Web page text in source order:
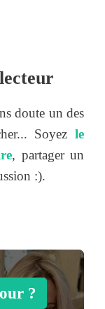
doute un des
Soyez le
, partager un
:).
?